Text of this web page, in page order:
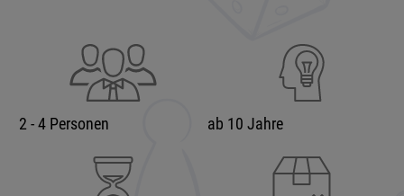
2 - 4 Personen ab 10 Jahre